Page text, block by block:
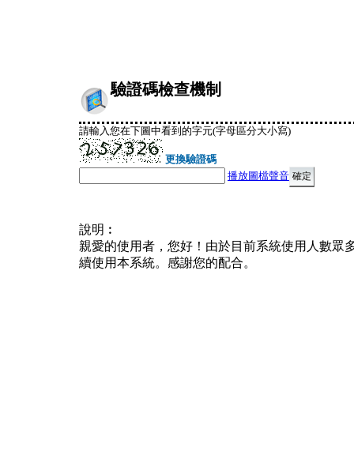
驗證碼檢查機制
請輸入您在下圖中看到的字元(字母區分大小寫)
更換驗證碼
播放圖檔聲音
說明︰
親愛的使用者，您好！由於目前系統使用人數眾
續使用本系統。感謝您的配合。